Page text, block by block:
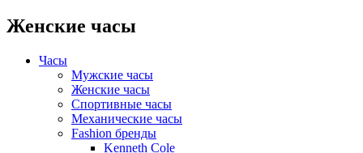
Женские часы
Часы
Мужские часы
Женские часы
Спортивные часы
Механические часы
Fashion бренды
Kenneth Cole